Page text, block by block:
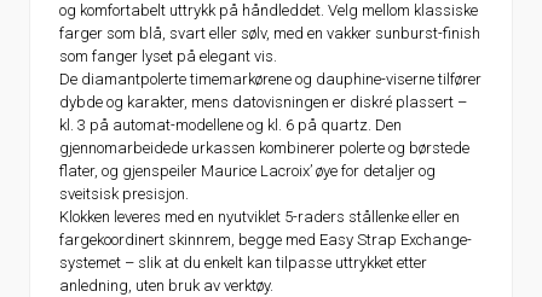
og komfortabelt uttrykk på håndleddet. Velg mellom klassiske
farger som blå, svart eller sølv, med en vakker sunburst-finish
som fanger lyset på elegant vis.
De diamantpolerte timemarkørene og dauphine-viserne tilfører
dybde og karakter, mens datovisningen er diskré plassert –
kl. 3 på automat-modellene og kl. 6 på quartz. Den
gjennomarbeidede urkassen kombinerer polerte og børstede
flater, og gjenspeiler Maurice Lacroix’ øye for detaljer og
sveitsisk presisjon.
Klokken leveres med en nyutviklet 5-raders stållenke eller en
fargekoordinert skinnrem, begge med Easy Strap Exchange-
systemet – slik at du enkelt kan tilpasse uttrykket etter
anledning, uten bruk av verktøy.